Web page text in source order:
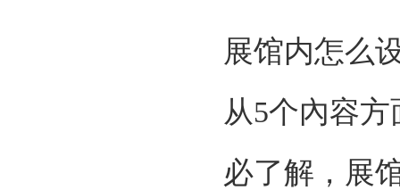
展馆内怎么
从5个內容
必了解，展